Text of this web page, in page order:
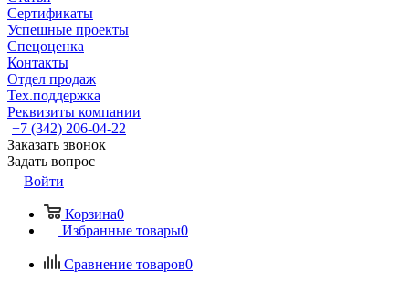
Сертификаты
Успешные проекты
Спецоценка
Контакты
Отдел продаж
Тех.поддержка
Реквизиты компании
+7 (342) 206-04-22
Заказать звонок
Задать вопрос
Войти
Корзина0
Избранные товары0
Сравнение товаров0